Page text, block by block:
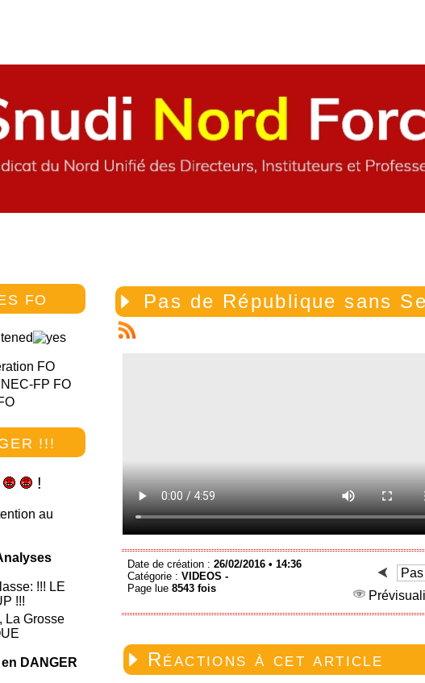
FO
FO
FP FO
!!!
!
au
!!! LE
!!!
La Grosse
DANGER
Pas de République sans
Date de création :26/02/2016 • 14:36
Catégorie :VIDEOS -
Page lue8543 fois
Réactions à cet article